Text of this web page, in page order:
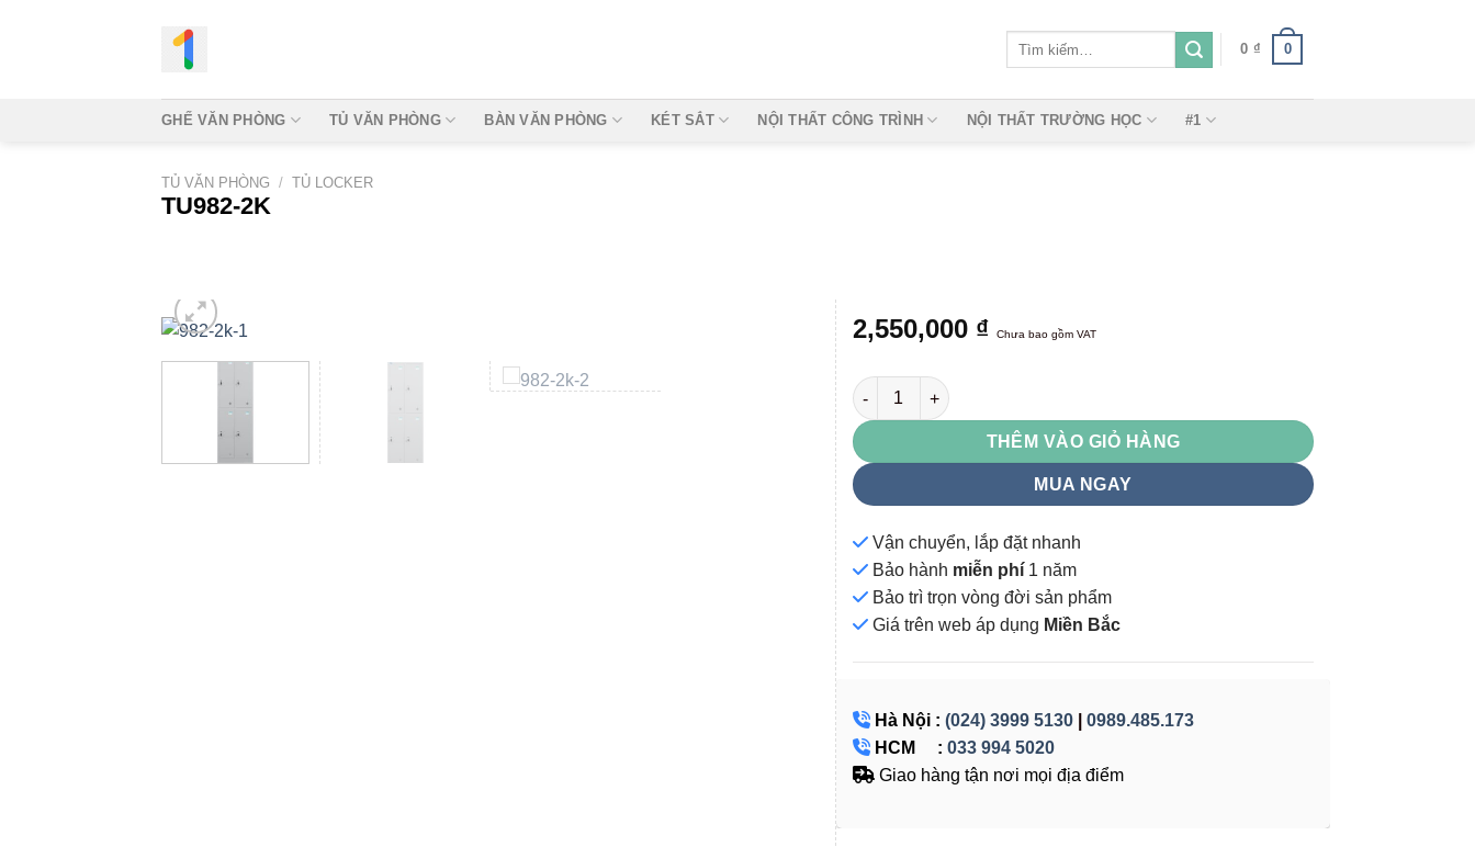
0 ₫ 0
GHẾ VĂN PHÒNG TỦ VĂN PHÒNG BÀN VĂN PHÒNG KÉT SẮT NỘI THẤT CÔNG TRÌNH NỘI THẤT TRƯỜNG HỌC #1
TỦ VĂN PHÒNG / TỦ LOCKER
TU982-2K
2,550,000 ₫ Chưa bao gồm VAT
TU982-2K số lượng
THÊM VÀO GIỎ HÀNG
MUA NGAY
Vận chuyển, lắp đặt nhanh
Bảo hành miễn phí 1 năm
Bảo trì trọn vòng đời sản phẩm
Giá trên web áp dụng Miền Bắc
Hà Nội : (024) 3999 5130
0989.485.173
HCM : 033 994 5020
Giao hàng tận nơi mọi địa điểm